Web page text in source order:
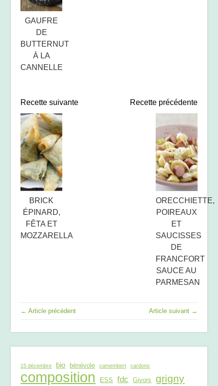
GAUFRE
DE
BUTTERNUT
À LA
CANNELLE
Recette suivante
BRICK
ÉPINARD,
FÊTA ET
MOZZARELLA
Recette précédente
ORECCHIETTE,
POIREAUX
ET
SAUCISSES
DE
FRANCFORT
SAUCE AU
PARMESAN
← Article précédent Article suivant →
15 décembre bio bénévole camembert cardons
composition ESS fdc Givors grigny